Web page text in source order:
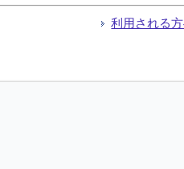
利用される